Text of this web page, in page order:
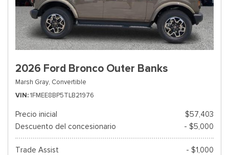
2026 Ford Bronco Outer Banks
Marsh Gray, Convertible
VIN 1FMEE8BP5TLB21976
Precio inicial
$57,403
Descuento del concesionario
- $5,000
Trade Assist
- $1,000